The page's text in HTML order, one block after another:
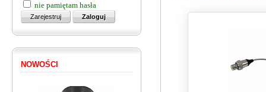
nie pamiętam hasła
NOWOŚCI